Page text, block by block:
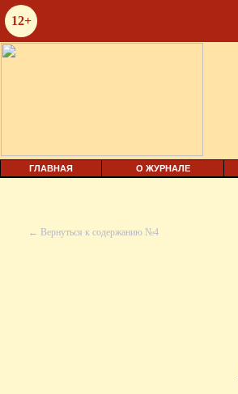
12+
ГЛАВНАЯ О ЖУРНАЛЕ
← Вернуться к содержанию №4